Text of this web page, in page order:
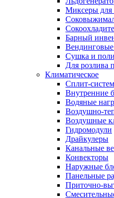
Миксеры для
Барный
Сушка и
Для розлива
Климатическое
Сплит-
Внутренние
Водяные
Воздушно-
Воздушные
Гидромодули
Драйкулеры
Канальные
Конвекторы
Наружные
Панельные
Приточно-